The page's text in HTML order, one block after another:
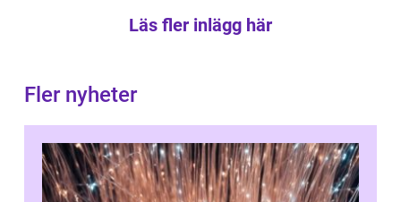
Läs fler inlägg här
Fler nyheter